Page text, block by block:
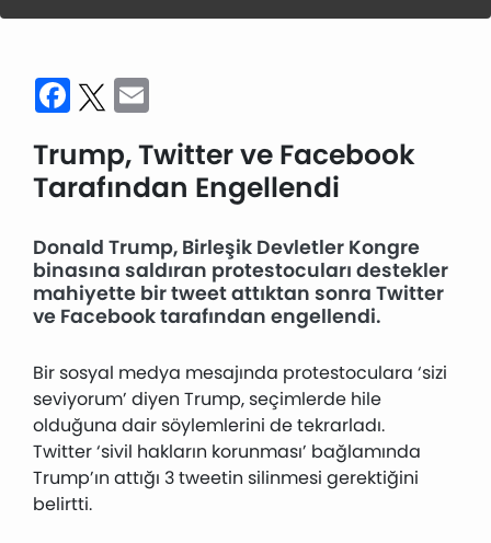
Facebook
Twitter
Trump, Twitter ve Facebook
Tarafından Engellendi
Donald Trump, Birleşik Devletler Kongre
binasına saldıran protestocuları destekler
mahiyette bir tweet attıktan sonra Twitter
ve Facebook tarafından engellendi.
Bir sosyal medya mesajında protestoculara ‘sizi
seviyorum’ diyen Trump, seçimlerde hile
olduğuna dair söylemlerini de tekrarladı.
Twitter ‘sivil hakların korunması’ bağlamında
Trump’ın attığı 3 tweetin silinmesi gerektiğini
belirtti.